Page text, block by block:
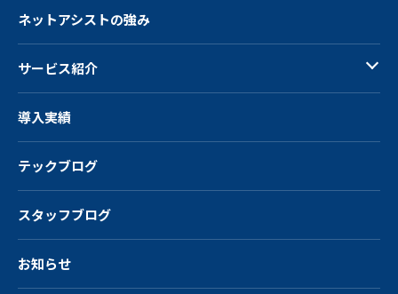
ネットアシストの強み
サービス紹介
導入実績
テックブログ
スタッフブログ
お知らせ